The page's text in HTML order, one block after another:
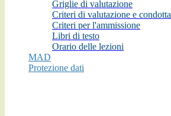
Griglie di valutazione
Criteri di valutazione e condotta
Criteri per l'ammissione
Libri di testo
Orario delle lezioni
MAD
Protezione dati